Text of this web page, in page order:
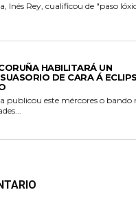
Inés Rey, cualificou de "paso
HABILITARÁ UN
DE CARA Á
publicou este mércores o